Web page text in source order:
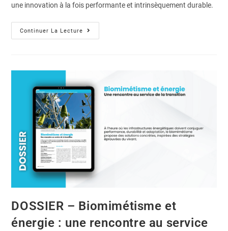
une innovation à la fois performante et intrinsèquement durable.
Continuer La Lecture
DOSSIER – Biomimétisme et
énergie : une rencontre au service